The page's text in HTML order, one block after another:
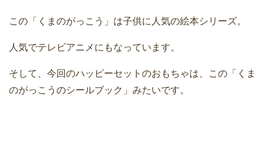
この「くまのがっこう」は子供に人気の絵本シリーズ。
人気でテレビアニメにもなっています。
そして、今回のハッピーセットのおもちゃは、この「くま
のがっこうのシールブック」みたいです。